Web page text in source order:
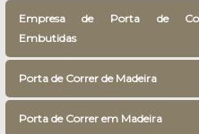
Empresa de Porta de
Embutidas
Porta de Correr de Madeira
Porta de Correr em Madeira